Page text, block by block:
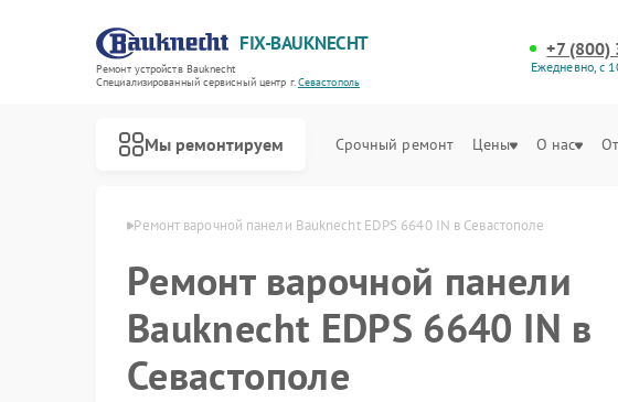
FIX-BAUKNECHT
Ремонт устройств Bauknecht
Специализированный cервисный центр г.Севастополь
+7 (800)
Ежедневно, с
Мы ремонтируем Срочный ремонт Цены О нас
в Севастополе Ремонт варочной панели Bauknecht EDPS 6640 IN в Севастополе
Ремонт варочной панели
Bauknecht EDPS 6640 IN в
Севастополе